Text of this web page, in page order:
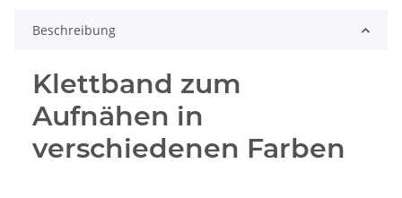
Beschreibung
Klettband zum
Aufnähen in
verschiedenen Farben